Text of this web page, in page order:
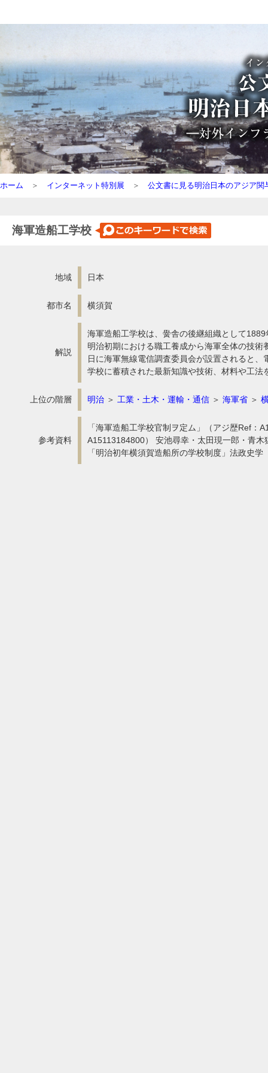
ホーム ＞ インターネット特別展 ＞ 公文書に見る明治日本のアジア関
海軍造船工学校
地域 日本
都市名 横須賀
解説
海軍造船工学校は、黌舎の後継組織として
明治初期における職工養成から海軍全体の技
日に海軍無線電信調査委員会が設置されると
学校に蓄積された最新知識や技術、材料や工
上位の階層 明治 ＞ 工業・土木・運輸・通信 ＞ 海軍省 ＞
参考資料
「海軍造船工学校官制ヲ定ム」（アジ歴Ref
A15113184800） 安池尋幸・太田現一郎・青
「明治初年横須賀造船所の学校制度」法政史